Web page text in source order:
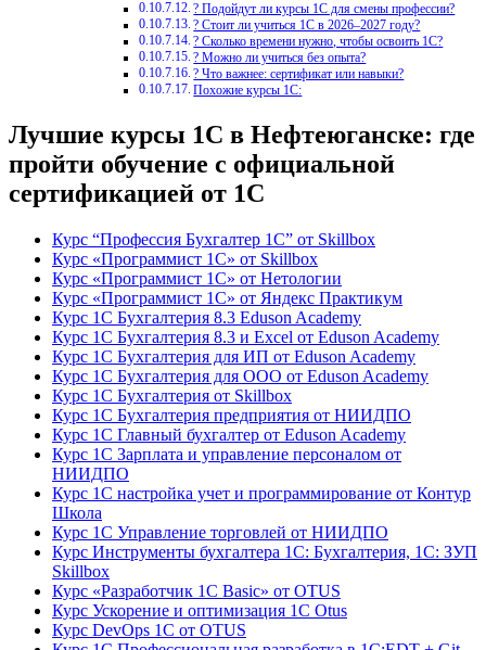
? Подойдут ли курсы 1С для смены профессии?
? Стоит ли учиться 1С в 2026–2027 году?
? Сколько времени нужно, чтобы освоить 1С?
? Можно ли учиться без опыта?
? Что важнее: сертификат или навыки?
Похожие курсы 1С:
Лучшие курсы 1С в Нефтеюганске: где
пройти обучение с официальной
сертификацией от 1С
Курс “Профессия Бухгалтер 1С” от Skillbox
Курс «Программист 1С» от Skillbox
Курс «Программист 1С» от Нетологии
Курс «Программист 1С» от Яндекс Практикум
Курс 1С Бухгалтерия 8.3 Eduson Academy
Курс 1С Бухгалтерия 8.3 и Excel от Eduson Academy
Курс 1С Бухгалтерия для ИП от Eduson Academy
Курс 1С Бухгалтерия для ООО от Eduson Academy
Курс 1С Бухгалтерия от Skillbox
Курс 1С Бухгалтерия предприятия от НИИДПО
Курс 1С Главный бухгалтер от Eduson Academy
Курс 1С Зарплата и управление персоналом от
НИИДПО
Курс 1С настройка учет и программирование от Контур
Школа
Курс 1С Управление торговлей от НИИДПО
Курс Инструменты бухгалтера 1С: Бухгалтерия, 1С: ЗУП
Skillbox
Курс «Разработчик 1С Basic» от OTUS
Курс Ускорение и оптимизация 1С Otus
Курс DevOps 1С от OTUS